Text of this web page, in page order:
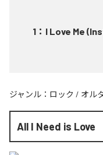
1 ： I Love Me
ジャンル： ロック / オル
All I Need is Love